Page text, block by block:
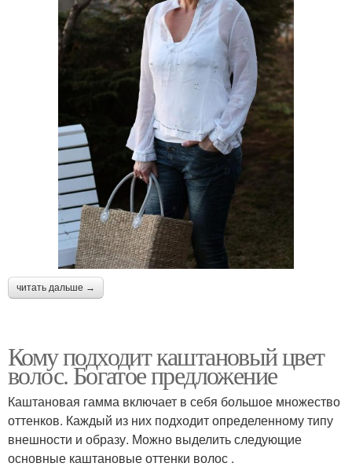
читать дальше →
Кому подходит каштановый цвет
волос. Богатое предложение
Каштановая гамма включает в себя большое множество
оттенков. Каждый из них подходит определенному типу
внешности и образу. Можно выделить следующие
основные каштановые оттенки волос .